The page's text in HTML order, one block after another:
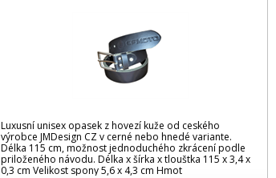
Luxusní unisex opasek z hovezí kuže od ceského
výrobce JMDesign CZ v cerné nebo hnedé variante.
Délka 115 cm, možnost jednoduchého zkrácení podle
priloženého návodu. Délka x šírka x tlouštka 115 x 3,4 x
0,3 cm Velikost spony 5,6 x 4,3 cm Hmot